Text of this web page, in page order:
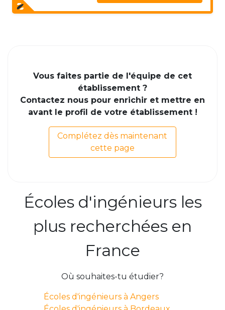
Vous faites partie de l'équipe de cet
établissement ?
Contactez nous pour enrichir et mettre en
avant le profil de votre établissement !
Complétez dès maintenant
cette page
Écoles d'ingénieurs les
plus recherchées en
France
Où souhaites-tu étudier?
Écoles d'ingénieurs à Angers